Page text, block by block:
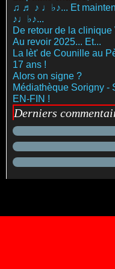
♫ ♬ ♪ ♩♭♪... Et
♪♩♭♪...
De retour de la clinique
Au revoir 2025... Et...
La lèt' de Counille au
17 ans !
Alors on signe ?
Médiathèque Sorigny -
EN-FIN !
Derniers